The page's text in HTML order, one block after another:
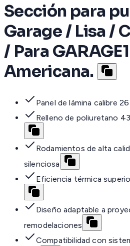
Sección para
Garage / Lisa /
/ Para
Americana.
Panel de lámina calibre
Relleno de poliuretano
Rodamientos de alta
silenciosa
Eficiencia térmica
Diseño adaptable a
remodelaciones
Compatibilidad con